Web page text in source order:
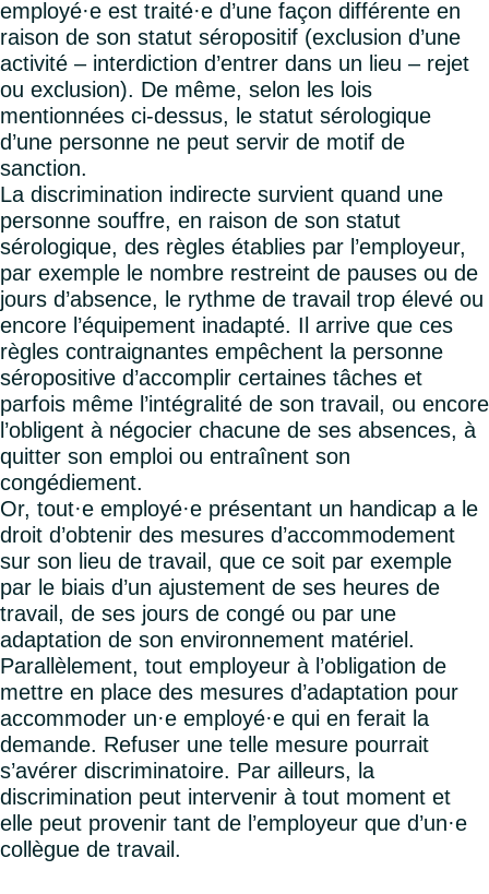
employé·e est traité·e d’une façon différente en
raison de son statut séropositif (exclusion d’une
activité – interdiction d’entrer dans un lieu – rejet
ou exclusion). De même, selon les lois
mentionnées ci-dessus, le statut sérologique
d’une personne ne peut servir de motif de
sanction.
La discrimination indirecte survient quand une
personne souffre, en raison de son statut
sérologique, des règles établies par l’employeur,
par exemple le nombre restreint de pauses ou de
jours d’absence, le rythme de travail trop élevé ou
encore l’équipement inadapté. Il arrive que ces
règles contraignantes empêchent la personne
séropositive d’accomplir certaines tâches et
parfois même l’intégralité de son travail, ou encore
l’obligent à négocier chacune de ses absences, à
quitter son emploi ou entraînent son
congédiement.
Or, tout·e employé·e présentant un handicap a le
droit d’obtenir des mesures d’accommodement
sur son lieu de travail, que ce soit par exemple
par le biais d’un ajustement de ses heures de
travail, de ses jours de congé ou par une
adaptation de son environnement matériel.
Parallèlement, tout employeur à l’obligation de
mettre en place des mesures d’adaptation pour
accommoder un·e employé·e qui en ferait la
demande. Refuser une telle mesure pourrait
s’avérer discriminatoire. Par ailleurs, la
discrimination peut intervenir à tout moment et
elle peut provenir tant de l’employeur que d’un·e
collègue de travail.